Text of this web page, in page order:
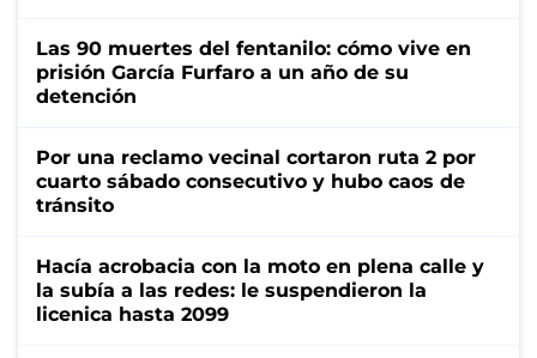
Las 90 muertes del fentanilo: cómo vive en
prisión García Furfaro a un año de su
detención
Por una reclamo vecinal cortaron ruta 2 por
cuarto sábado consecutivo y hubo caos de
tránsito
Hacía acrobacia con la moto en plena calle y
la subía a las redes: le suspendieron la
licenica hasta 2099